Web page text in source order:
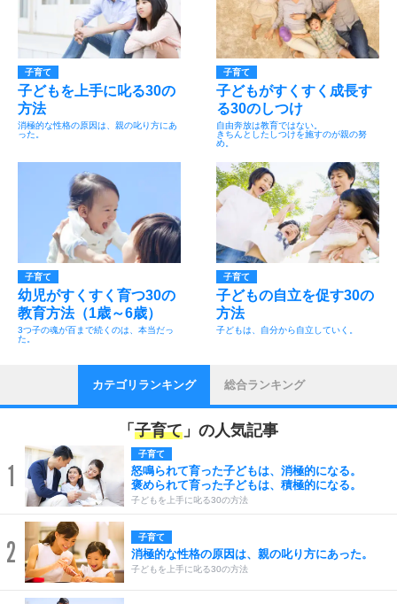
子育て
子どもを上手に叱る30の
方法
消極的な性格の原因は、親の叱り方にあ
った。
子育て
子どもがすくすく成長す
る30のしつけ
自由奔放は教育ではない。
きちんとしたしつけを施すのが親の努
め。
子育て
幼児がすくすく育つ30の
教育方法（1歳～6歳）
3つ子の魂が百まで続くのは、本当だっ
た。
子育て
子どもの自立を促す30の
方法
子どもは、自分から自立していく。
カテゴリランキング 総合ランキング
「 子育て 」の人気記事
1
子育て
怒鳴られて育った子どもは、消極的になる。
褒められて育った子どもは、積極的になる。
子どもを上手に叱る30の方法
2 子育て
消極的な性格の原因は、親の叱り方にあった。
子どもを上手に叱る30の方法